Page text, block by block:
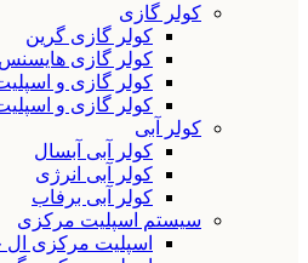
کولر گازی
کولر گازی گرین
کولر گازی هایسنس
کولر گازی و
کولر گازی و اسپلیت
کولر آبی
کولر آبی آبسال
کولر آبی انرژی
کولر آبی برفاب
سیستم اسپلیت مرکزی
اسپلیت مرکزی